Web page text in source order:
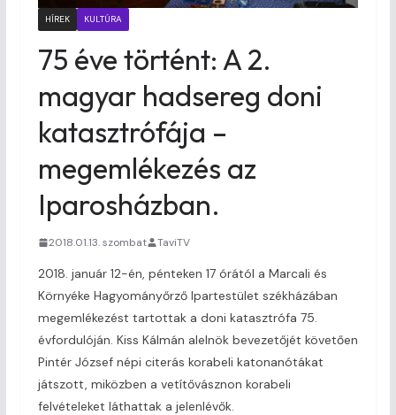
HÍREK KULTÚRA
75 éve történt: A 2.
magyar hadsereg doni
katasztrófája –
megemlékezés az
Iparosházban.
2018.01.13. szombat TaviTV
2018. január 12-én, pénteken 17 órától a Marcali és
Környéke Hagyományőrző Ipartestület székházában
megemlékezést tartottak a doni katasztrófa 75.
évfordulóján. Kiss Kálmán alelnök bevezetőjét követően
Pintér József népi citerás korabeli katonanótákat
játszott, miközben a vetítővásznon korabeli
felvételeket láthattak a jelenlévők.